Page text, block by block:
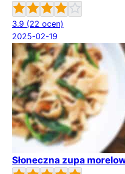
3.9 (22 ocen)
2025-02-19
Słoneczna zupa